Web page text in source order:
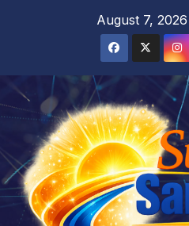
August 7, 2026